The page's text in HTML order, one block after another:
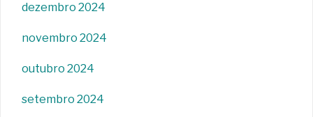
dezembro 2024
novembro 2024
outubro 2024
setembro 2024